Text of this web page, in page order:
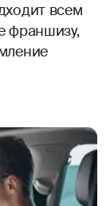
всем
франшизу,